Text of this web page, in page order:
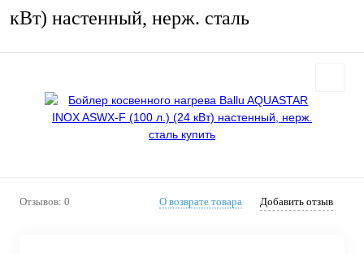
кВт) настенный, нерж. сталь
Отзывов: 0 О возврате товара Добавить отзыв